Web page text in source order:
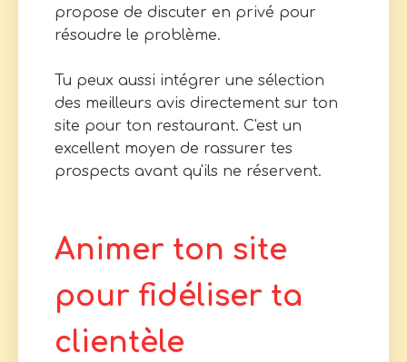
propose de discuter en privé pour
résoudre le problème.
Tu peux aussi intégrer une sélection
des meilleurs avis directement sur ton
site pour ton restaurant. C'est un
excellent moyen de rassurer tes
prospects avant qu'ils ne réservent.
Animer ton site
pour fidéliser ta
clientèle